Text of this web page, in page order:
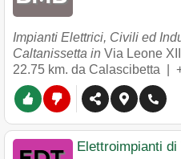
Impianti Elettrici, Civili ed
Caltanissetta in Via Leone
22.75 km. da Calascibetta |
Elettroimpianti di